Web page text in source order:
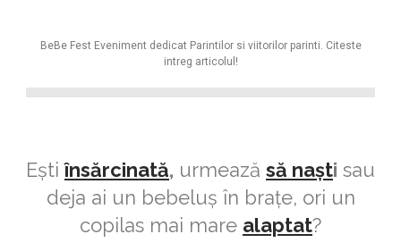
BeBe Fest Eveniment dedicat Parintilor si viitorilor parinti. Citeste
intreg articolul!
Eștiînsărcinată, urmează să naști sau
deja ai un bebeluș în brațe, ori un
copilas mai mare alaptat?